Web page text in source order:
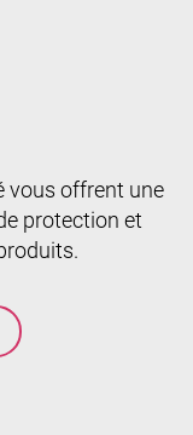
vous offrent une
protection et